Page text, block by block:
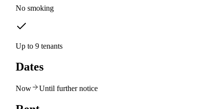
No smoking
Up to 9 tenants
Dates
Now Until further notice